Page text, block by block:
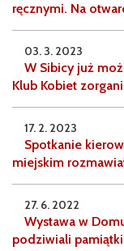
ręcznymi. Na
03. 3. 2023
W Sibicy już
Klub Kobiet
17. 2. 2023
Spotkanie
miejskim
27. 6. 2022
Wystawa w
podziwiali